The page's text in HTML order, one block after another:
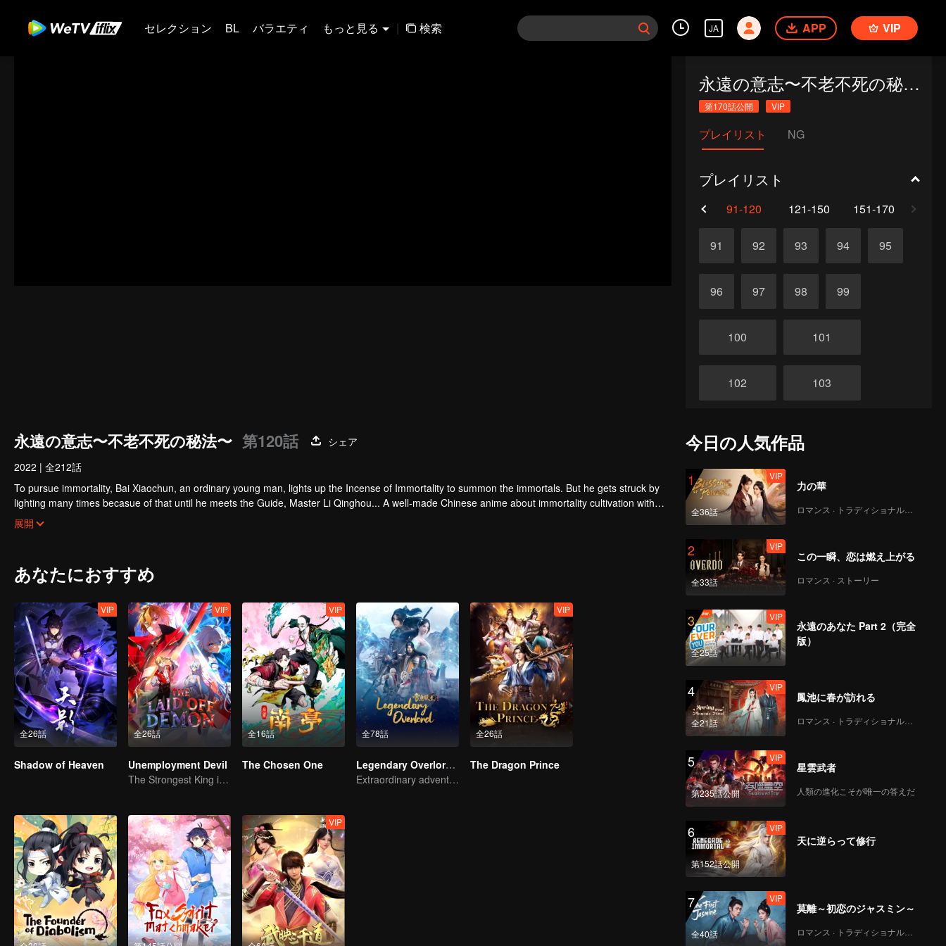
セレクション BL バラエティ もっと見る | 検索 JA APP VIP
永遠の意志〜不老不死の秘法〜
第170話公開 VIP
プレイリスト NG
プレイリスト
91-120 121-150 151-170
91 92 93 94 95
96 97 98 99
100 101
102 103
106
108
110 111
112
114
116 117
118
120
永遠の意志〜不老不死の秘法〜 第120話
シェア
2022 | 全212話
To pursue immortality, Bai Xiaochun, an ordinary young man, lights up the Incense of Immortality to summon the immortals. But he gets struck by
lighting many times becasue of that until he meets the Guide, Master Li Qinghou... A well-made Chinese anime about immortality cultivation with
numerous fun plots. Come and watch it to fill your summer with joy.
展開
あなたにおすすめ
全26話
VIP
Shadow of Heaven
全26話
VIP
Unemployment Devil
The Strongest King in the Demon World Suddenly Gets Laid Off?
全16話
VIP
The Chosen One
全78話
Legendary Overlord S2
Extraordinary adventure, a teenager reborn from adversity.
全26話
VIP
The Dragon Prince
VIP
今日の人気作品
1
全36話
VIP
力の華
ロマンス · トラディショナル・コスチューム
2
全33話
VIP
この一瞬、恋は燃え上がる
ロマンス · ストーリー
3
全25話
VIP
永遠のあなた Part 2（完全
版）
4
全21話
VIP
鳳池に春が訪れる
ロマンス · トラディショナル・コスチューム
5
第235話公開
VIP
星雲武者
人類の進化こそが唯一の答えだ
6
第152話公開
VIP
天に逆らって修行
7
全40話
VIP
莫離～初恋のジャスミン～
ロマンス · トラディショナル・コスチューム